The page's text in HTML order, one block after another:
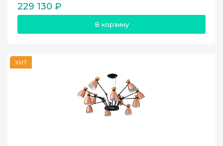
229 130 ₽
В корзину
ХИТ